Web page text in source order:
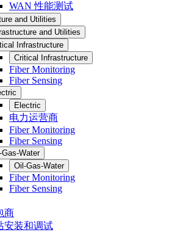
WAN 性能测试
and Utilities
and Utilities
Infrastructure
Critical Infrastructure
Fiber Monitoring
Fiber Sensing
Electric
电力运营商
Fiber Monitoring
Fiber Sensing
Gas-Water
Oil-Gas-Water
Fiber Monitoring
Fiber Sensing
商
安装和调试